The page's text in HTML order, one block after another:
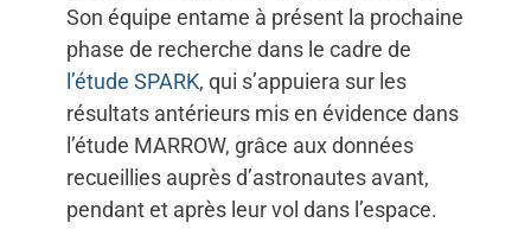
Son équipe entame à présent la prochaine
phase de recherche dans le cadre de
l’étude SPARK, qui s’appuiera sur les
résultats antérieurs mis en évidence dans
l’étude MARROW, grâce aux données
recueillies auprès d’astronautes avant,
pendant et après leur vol dans l’espace.